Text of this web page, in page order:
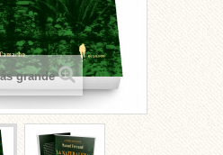
grande